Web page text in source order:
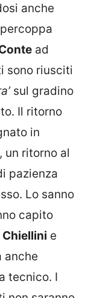
anche
ad
sono riusciti
sul gradino
Il ritorno
in
un ritorno al
pazienza
Lo sanno
capito
Chiellini e
anche
tecnico. I